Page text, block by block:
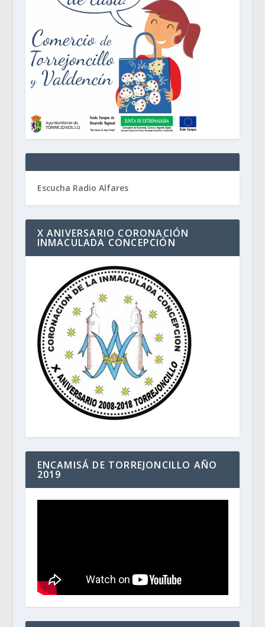
Escucha Radio Alfares
X ANIVERSARIO CORONACIÓN
INMACULADA CONCEPCIÓN
ENCAMISÁ DE TORREJONCILLO AÑO
2019